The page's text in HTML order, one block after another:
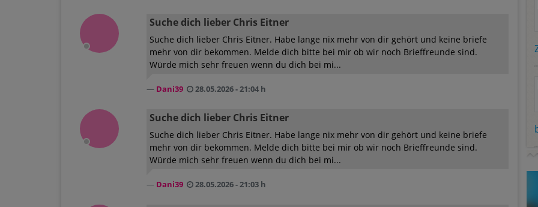
Suche dich lieber Chris Eitner
Suche dich lieber Chris Eitner. Habe lange nix mehr von dir gehört und keine briefe
mehr von dir bekommen. Melde dich bitte bei mir ob wir noch Brieffreunde sind.
Würde mich sehr freuen wenn du dich bei mi...
Dani39 28.05.2026 - 21:04 h
Suche dich lieber Chris Eitner
Suche dich lieber Chris Eitner. Habe lange nix mehr von dir gehört und keine briefe
mehr von dir bekommen. Melde dich bitte bei mir ob wir noch Brieffreunde sind.
Würde mich sehr freuen wenn du dich bei mi...
Dani39 28.05.2026 - 21:03 h